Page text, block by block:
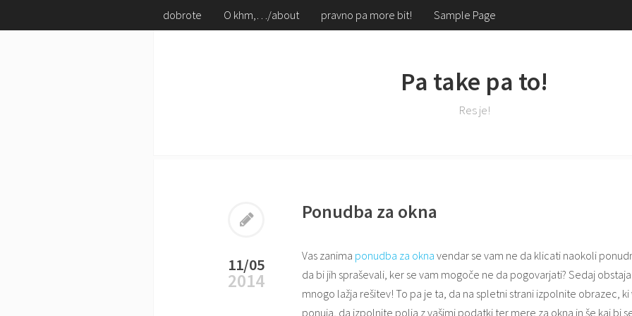
dobrote O khm,…/about pravno pa more bit! Sample Page
Pa take pa to!
Res je!
Ponudba za okna
11/05
2014
Vas zanima ponudba za okna vendar se vam ne da klicati naokoli
da bi jih spraševali, ker se vam mogoče ne da pogovarjati? Sedaj obstaja
mnogo lažja rešitev! To pa je ta, da na spletni strani izpolnite obrazec, ki
ponuja, da izpolnite polja z vašimi podatki ter mere za okna in še kaj bi